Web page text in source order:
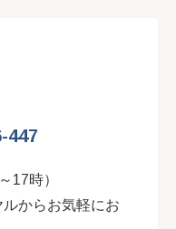
447
17時）
ルからお気軽にお